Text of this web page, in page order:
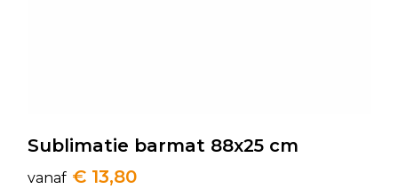
Sublimatie barmat 88x25 cm
vanaf € 13,80